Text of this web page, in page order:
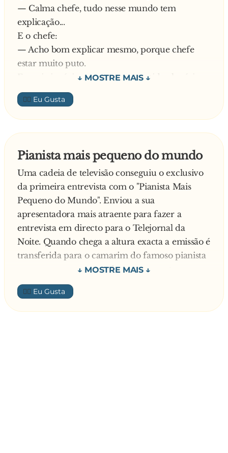
— Calma chefe, tudo nesse mundo tem
explicação...
E o chefe:
— Acho bom explicar mesmo, porque chefe
estar muito puto.
E o missionário começou em sentido alegórico:
— O chefe está vendo aquele rebanho de
ovelhas ali? Todas são brancas, menos uma.
Como o senhor explica isso?
O chefe leva um susto, olha pra um lado, pro
— Entendi. Chefe livra cara de missionário,
missionário livra cara de chefe.
👍🏼
Pianista mais pequeno do mundo
Uma cadeia de televisão conseguiu o exclusivo
da primeira entrevista com o "Pianista Mais
Pequeno do Mundo". Enviou a sua
apresentadora mais atraente para fazer a
entrevista em directo para o Telejornal da
Noite. Quando chega a altura exacta a emissão é
transferida para o camarim do famoso pianista
que se preparava para dar um concerto
memorável.
- Caro Mestre... - começa a entrevistadora -
Apesar da sua fama internacional esta é a
👍🏼